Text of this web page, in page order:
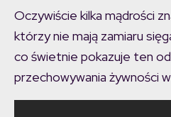
Oczywiście kilka mądrości
którzy nie mają zamiaru
co świetnie pokazuje ten
przechowywania żywności